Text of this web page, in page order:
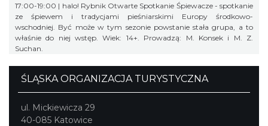
17:00-19:00 | halo! Rybnik Otwarte Spotkanie Śpiewacze - spotkanie
ze śpiewem i tradycjami pieśniarskimi Europy środkowo-
wschodniej. Być może w tym sezonie powstanie stała grupa, a to
właśnie do niej wstęp. Wiek: 14+. Prowadzą: M. Konsek i M. Z.
Suchan.
ŚLĄSKA ORGANIZACJA TURYSTYCZNA
ul. Mickiewicza 29
40-085 Katowice